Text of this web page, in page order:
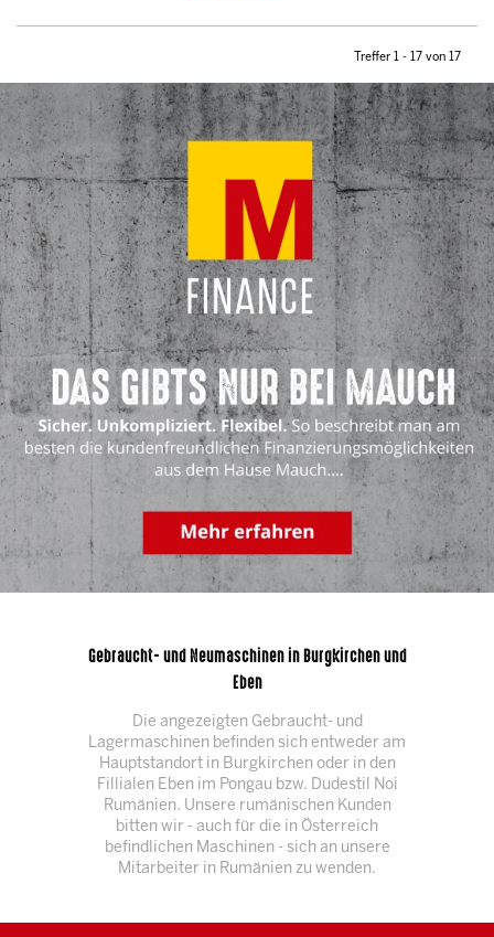
Treffer 1 - 17 von 17
Gebraucht- und Neumaschinen in Burgkirchen und
Eben
Die angezeigten Gebraucht- und
Lagermaschinen befinden sich entweder am
Hauptstandort in Burgkirchen oder in den
Fillialen Eben im Pongau bzw. Dudestil Noi
Rumänien. Unsere rumänischen Kunden
bitten wir - auch für die in Österreich
befindlichen Maschinen - sich an unsere
Mitarbeiter in Rumänien zu wenden.